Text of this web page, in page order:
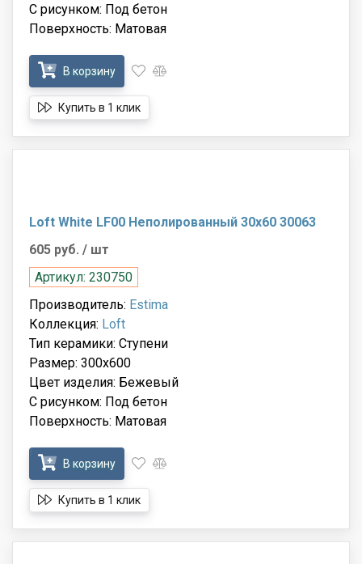
С рисунком: Под бетон
Поверхность: Матовая
В корзину
Купить в 1 клик
Loft White LF00 Неполированный 30x60 30063
605 руб. / шт
Артикул: 230750
Производитель: Estima
Коллекция: Loft
Тип керамики: Ступени
Размер: 300x600
Цвет изделия: Бежевый
С рисунком: Под бетон
Поверхность: Матовая
В корзину
Купить в 1 клик